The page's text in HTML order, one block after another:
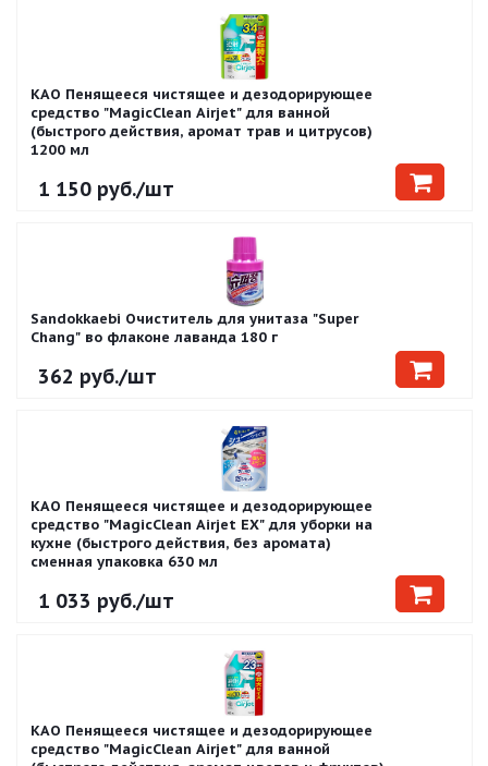
KAO Пенящееся чистящее и дезодорирующее
средство "MagicClean Airjet" для ванной
(быстрого действия, аромат трав и цитрусов)
1200 мл
1 150 руб./шт
Sandokkaebi Очиститель для унитаза "Super
Chang" во флаконе лаванда 180 г
362 руб./шт
KAO Пенящееся чистящее и дезодорирующее
средство "MagicClean Airjet EX" для уборки на
кухне (быстрого действия, без аромата)
сменная упаковка 630 мл
1 033 руб./шт
KAO Пенящееся чистящее и дезодорирующее
средство "MagicClean Airjet" для ванной